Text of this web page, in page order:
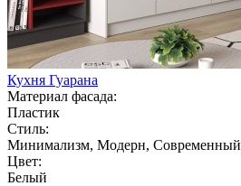
Кухня Гуарана
Материал фасада:
Пластик
Стиль:
Минимализм, Модерн, Современный
Цвет:
Белый